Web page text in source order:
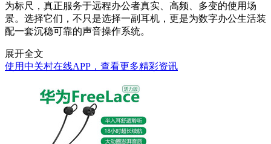
为标尺，真正服务于远程办公者真实、高频、多变的使用场
景。选择它们，不只是选择一副耳机，更是为数字办公生活装
配一套沉稳可靠的声音操作系统。
展开全文
使用中关村在线APP，查看更多精彩资讯